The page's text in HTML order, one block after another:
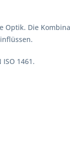
Die
1461.